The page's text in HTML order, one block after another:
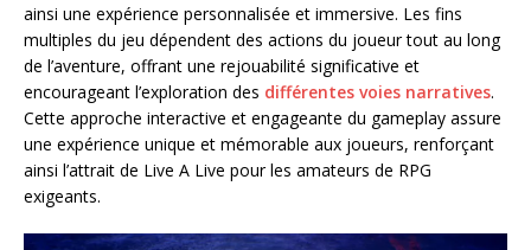
ainsi une expérience personnalisée et immersive. Les fins
multiples du jeu dépendent des actions du joueur tout au long
de l’aventure, offrant une rejouabilité significative et
encourageant l’exploration des différentes voies narratives.
Cette approche interactive et engageante du gameplay assure
une expérience unique et mémorable aux joueurs, renforçant
ainsi l’attrait de Live A Live pour les amateurs de RPG
exigeants.